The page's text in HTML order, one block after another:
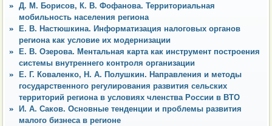
Д. М. Борисов, К. В. Фофанова. Территориальная
мобильность населения региона
Е. В. Настюшкина. Информатизация налоговых органов
региона как условие их модернизации
Е. В. Озерова. Ментальная карта как инструмент построения
системы внутреннего контроля организации
Е. Г. Коваленко, Н. А. Полушкин. Направления и методы
государственного регулирования развития сельских
территорий региона в условиях членства России в ВТО
И. А. Саков. Основные тенденции и проблемы развития
малого бизнеса в регионе